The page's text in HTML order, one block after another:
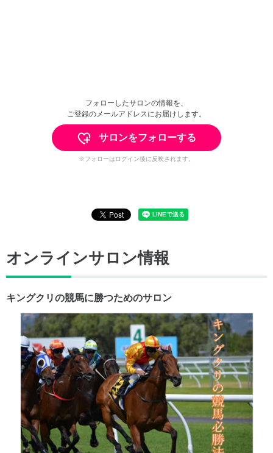
フォローしたサロンの情報を、
ご登録のメールアドレスにお届けします。
サロンをフォローする
※フォローはログイン後に反映されます。
オンラインサロン情報
キングクリの競馬に勝つためのサロン